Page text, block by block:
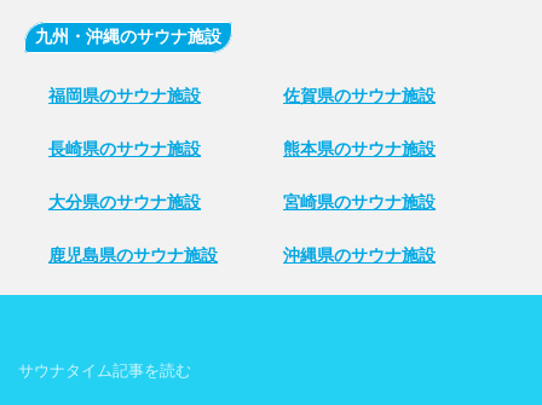
九州・沖縄のサウナ施設
福岡県のサウナ施設 佐賀県のサウナ施設
長崎県のサウナ施設 熊本県のサウナ施設
大分県のサウナ施設 宮崎県のサウナ施設
鹿児島県のサウナ施設 沖縄県のサウナ施設
サウナタイム記事を読む